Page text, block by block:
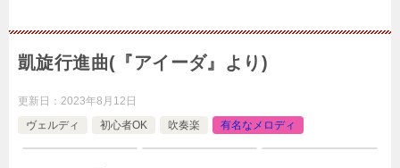
凱旋行進曲(『アイーダ』より)
更新日： 2023年8月12日
ヴェルディ
初心者OK 吹奏楽 有名なメロディ